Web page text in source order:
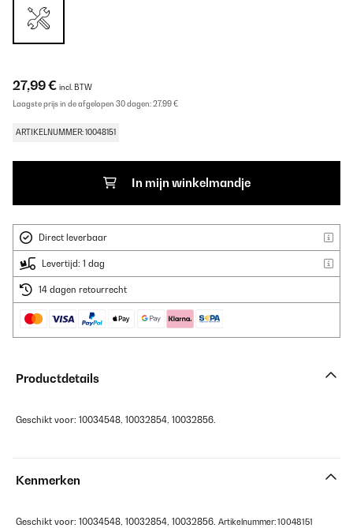
27,99 € incl. BTW
Laagste prijs in de afgelopen 30 dagen:27,99 €
ARTIKELNUMMER: 10048151
In mijn winkelmandje
Direct leverbaar
Levertijd: 1 dag
14 dagen retourrecht
Productdetails
Geschikt voor: 10034548, 10032854, 10032856.
Kenmerken
Geschikt voor: 10034548, 10032854, 10032856. Artikelnummer: 10048151